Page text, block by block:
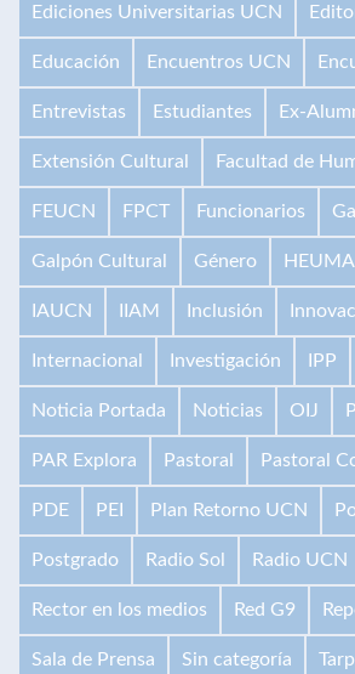
Ediciones Universitarias UCN
Educación Encuentros UCN
Entrevistas Estudiantes Ex-
Extensión Cultural Facultad de
FEUCN FPCT Funcionarios
Galpón Cultural Género HEUMA
IAUCN IIAM Inclusión
Internacional Investigación IPP
Noticia Portada Noticias OIJ
PAR Explora Pastoral Pastoral
PDE PEI Plan Retorno UCN
Postgrado Radio Sol Radio UCN
Rector en los medios Red G9
Sala de Prensa Sin categoría